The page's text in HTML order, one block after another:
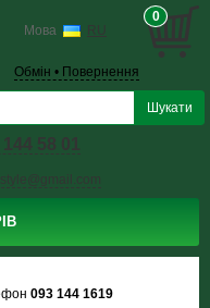
Мова RU
0
Обмін • Повернення
144 58 01
093 144 1619